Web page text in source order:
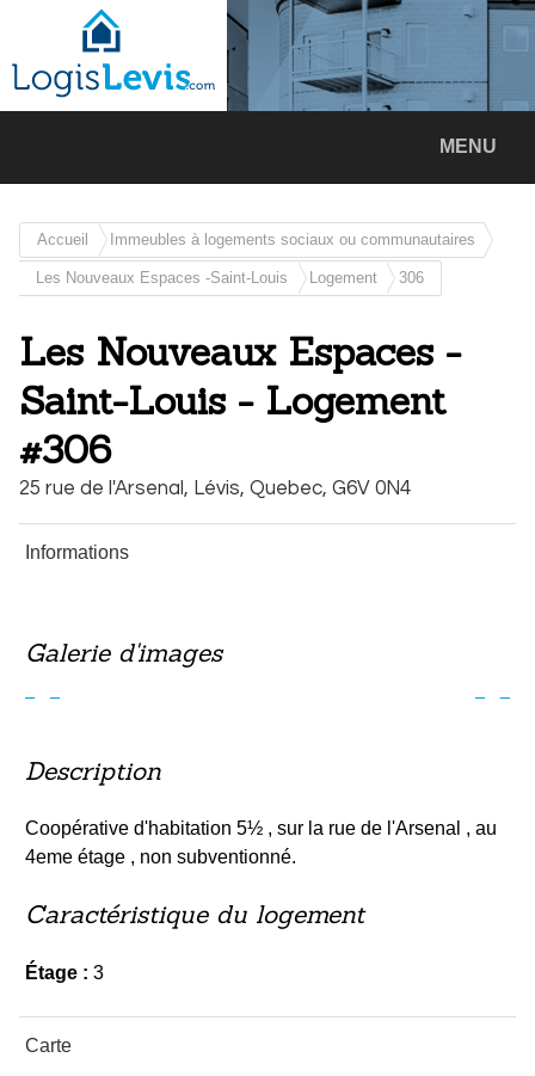
MENU
Accueil Immeubles à logements sociaux ou communautaires
Les Nouveaux Espaces -Saint-Louis Logement 306
Les Nouveaux Espaces -
Saint-Louis - Logement
#306
25 rue de l'Arsenal, Lévis, Quebec, G6V 0N4
Informations
Galerie d'images
Précédent
Description
Coopérative d'habitation 5½ , sur la rue de l'Arsenal , au
4eme étage , non subventionné.
Caractéristique du logement
Étage : 3
Carte